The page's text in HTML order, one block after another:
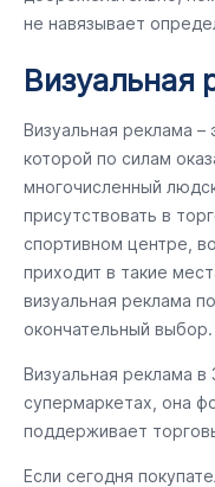
не навязывает
Визуальная
Визуальная реклама
которой по силам
многочисленный
присутствовать в
спортивном центре,
приходит в такие
визуальная реклама
окончательный выбор.
Визуальная реклама
супермаркетах, она
поддерживает
Если сегодня